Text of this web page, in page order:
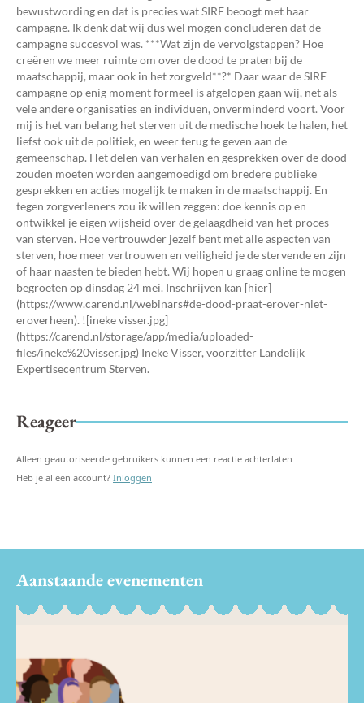
bewustwording en dat is precies wat SIRE beoogt met haar
campagne. Ik denk dat wij dus wel mogen concluderen dat de
campagne succesvol was. ***Wat zijn de vervolgstappen? Hoe
creëren we meer ruimte om over de dood te praten bij de
maatschappij, maar ook in het zorgveld**?* Daar waar de SIRE
campagne op enig moment formeel is afgelopen gaan wij, net als
vele andere organisaties en individuen, onverminderd voort. Voor
mij is het van belang het sterven uit de medische hoek te halen, het
liefst ook uit de politiek, en weer terug te geven aan de
gemeenschap. Het delen van verhalen en gesprekken over de dood
zouden moeten worden aangemoedigd om bredere publieke
gesprekken en acties mogelijk te maken in de maatschappij. En
tegen zorgverleners zou ik willen zeggen: doe kennis op en
ontwikkel je eigen wijsheid over de gelaagdheid van het proces
van sterven. Hoe vertrouwder jezelf bent met alle aspecten van
sterven, hoe meer vertrouwen en veiligheid je de stervende en zijn
of haar naasten te bieden hebt. Wij hopen u graag online te mogen
begroeten op dinsdag 24 mei. Inschrijven kan [hier]
(https://www.carend.nl/webinars#de-dood-praat-erover-niet-
eroverheen). ![ineke visser.jpg]
(https://carend.nl/storage/app/media/uploaded-
files/ineke%20visser.jpg) Ineke Visser, voorzitter Landelijk
Expertisecentrum Sterven.
Reageer
Alleen geautoriseerde gebruikers kunnen een reactie achterlaten
Heb je al een account? Inloggen
Aanstaande evenementen